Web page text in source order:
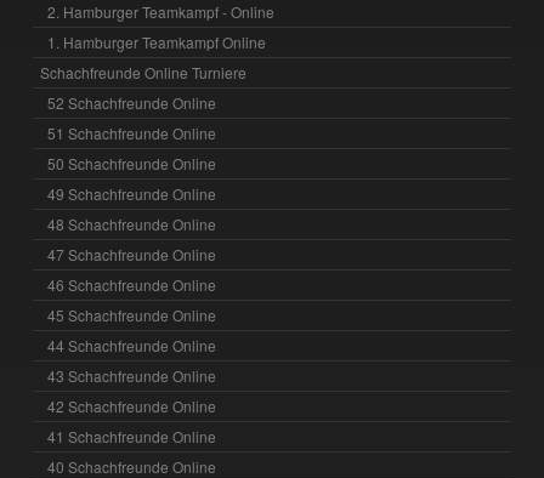
2. Hamburger Teamkampf - Online
1. Hamburger Teamkampf Online
Schachfreunde Online Turniere
52 Schachfreunde Online
51 Schachfreunde Online
50 Schachfreunde Online
49 Schachfreunde Online
48 Schachfreunde Online
47 Schachfreunde Online
46 Schachfreunde Online
45 Schachfreunde Online
44 Schachfreunde Online
43 Schachfreunde Online
42 Schachfreunde Online
41 Schachfreunde Online
40 Schachfreunde Online